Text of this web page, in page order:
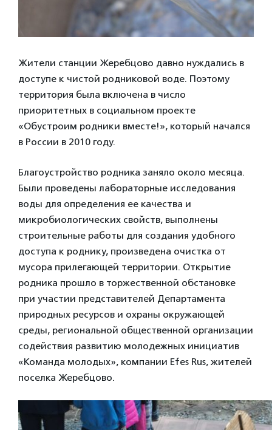
Жители станции Жеребцово давно нуждались в
доступе к чистой родниковой воде. Поэтому
территория была включена в число
приоритетных в социальном проекте
«Обустроим родники вместе!», который начался
в России в 2010 году.
Благоустройство родника заняло около месяца.
Были проведены лабораторные исследования
воды для определения ее качества и
микробиологических свойств, выполнены
строительные работы для создания удобного
доступа к роднику, произведена очистка от
мусора прилегающей территории. Открытие
родника прошло в торжественной обстановке
при участии представителей Департамента
природных ресурсов и охраны окружающей
среды, региональной общественной организации
содействия развитию молодежных инициатив
«Команда молодых», компании Efes Rus, жителей
поселка Жеребцово.